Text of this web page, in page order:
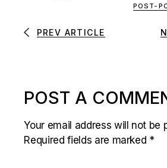
POST-
PREV ARTICLE
POST A
Your email address will not be
Required fields are marked *